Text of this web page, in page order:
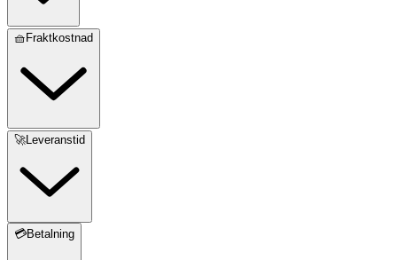
🧺Fraktkostnad
🚀Leveranstid
💳Betalning